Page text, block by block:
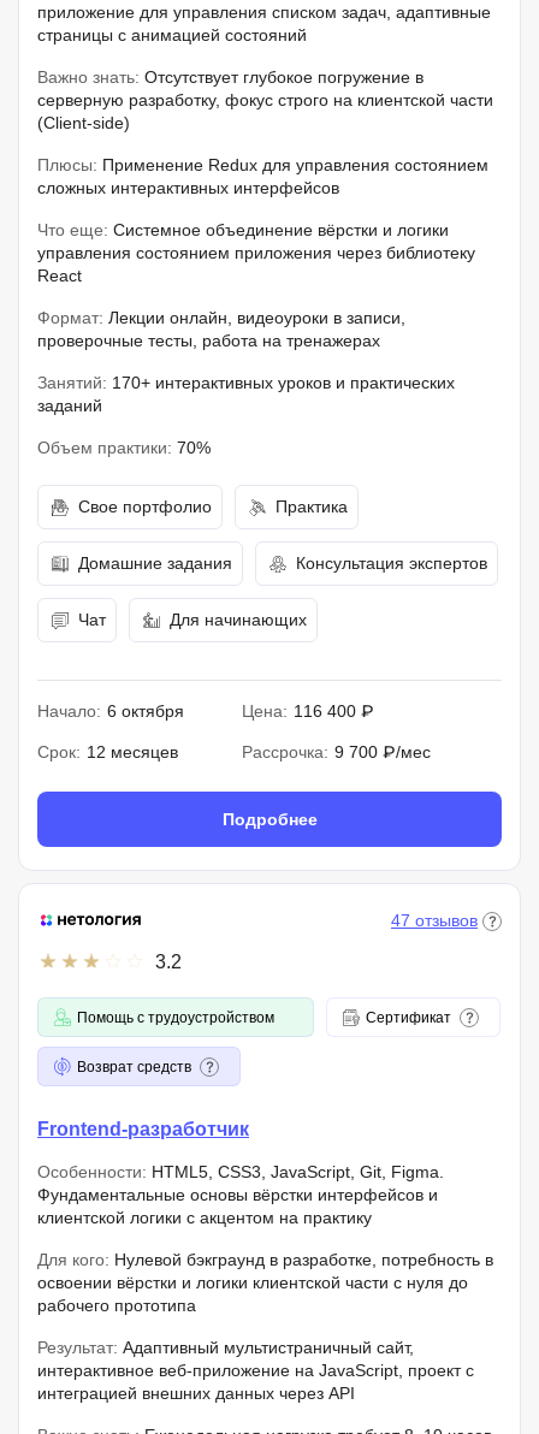
приложение для управления списком задач, адаптивные
страницы с анимацией состояний
Важно знать: Отсутствует глубокое погружение в
серверную разработку, фокус строго на клиентской части
(Client-side)
Плюсы: Применение Redux для управления состоянием
сложных интерактивных интерфейсов
Что еще: Системное объединение вёрстки и логики
управления состоянием приложения через библиотеку
React
Формат: Лекции онлайн, видеоуроки в записи,
проверочные тесты, работа на тренажерах
Занятий: 170+ интерактивных уроков и практических
заданий
Объем практики: 70%
Свое портфолио Практика
Домашние задания Консультация экспертов
Чат Для начинающих
Начало: 6 октября Цена: 116 400 ₽
Срок: 12 месяцев Рассрочка: 9 700 ₽/мес
Подробнее
3.2
47 отзывов
Помощь с трудоустройством Сертификат
Возврат средств
Frontend-разработчик
Особенности: HTML5, CSS3, JavaScript, Git, Figma.
Фундаментальные основы вёрстки интерфейсов и
клиентской логики с акцентом на практику
Для кого: Нулевой бэкграунд в разработке, потребность в
освоении вёрстки и логики клиентской части с нуля до
рабочего прототипа
Результат: Адаптивный мультистраничный сайт,
интерактивное веб-приложение на JavaScript, проект с
интеграцией внешних данных через API